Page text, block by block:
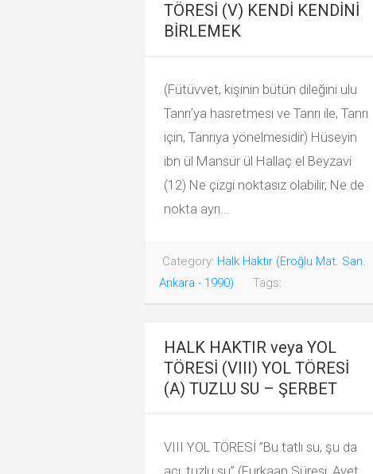
TÖRESİ (V) KENDİ KENDİNİ
BİRLEMEK
(Fütüvvet, kişinin bütün dileğini ulu
Tanrı’ya hasretmesi ve Tanrı ile, Tanrı
için, Tanrıya yönelmesidir) Hüseyin
ibn ül Mansür ül Hallaç el Beyzavi
(12) Ne çizgi noktasız olabilir, Ne de
nokta ayrı...
Category: Halk Haktır (Eroğlu Mat. San.
Ankara - 1990)
Tags:
HALK HAKTIR veya YOL
TÖRESİ (VIII) YOL TÖRESİ
(A) TUZLU SU – ŞERBET
VIII YOL TÖRESİ ”Bu tatlı su, şu da
acı, tuzlu su” (Furkaan Süresi, Ayet